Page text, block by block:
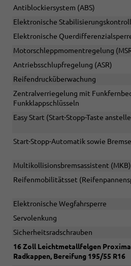
Antiblockiersystem (ABS)
Elektronische
Elektronische
Motorschleppmomentregelung
Antriebsschlupfregelung (ASR)
Reifendrucküberwachung
Zentralverriegelung mit
Funkklappschlüsseln
Easy Start (Start-Stopp-Taste
Start-Stopp-Automatik sowie
Multikollisionsbremsassistent (MKB)
Reifenmobilitätsset
Elektronische Wegfahrsperre
Servolenkung
Sicherheitsradschrauben
16 Zoll Leichtmetallfelgen
Radkappen, Bereifung 195/55 R16